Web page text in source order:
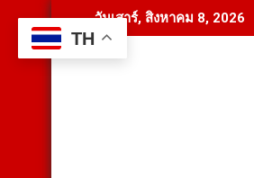
to
content
วันเสาร์, สิงหาคม 8, 2026
TH